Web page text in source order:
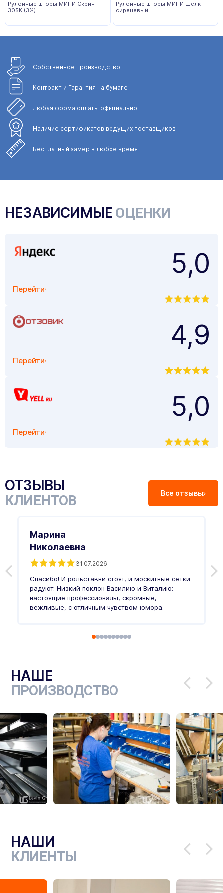
Рулонные шторы МИНИ Скрин
305К (3%)
Рулонные шторы МИНИ Шелк
сиреневый
Собственное производство
Контракт и Гарантия на бумаге
Любая форма оплаты официально
Наличие сертификатов ведущих поставщиков
Бесплатный замер в любое время
НЕЗАВИСИМЫЕ ОЦЕНКИ
Перейти
5,0
Перейти
4,9
Перейти
5,0
ОТЗЫВЫ
КЛИЕНТОВ Все отзывы
Марина
Николаевна
31.07.2026
Спасибо! И рольставни стоят, и москитные сетки
радуют. Низкий поклон Василию и Виталию:
настоящие профессионалы, скромные,
вежливые, с отличным чувством юмора.
НАШЕ
ПРОИЗВОДСТВО
НАШИ
КЛИЕНТЫ